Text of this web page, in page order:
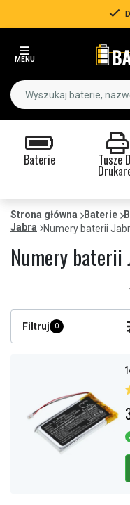
MENU
Baterie Tusze
Strona główna Baterie
Jabra
Numery baterii
Numery baterii
Filtruj 0